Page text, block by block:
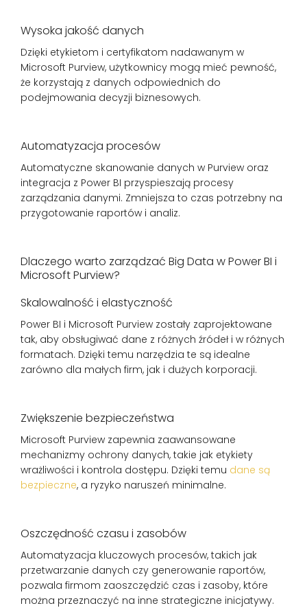
Wysoka jakość danych
Dzięki etykietom i certyfikatom nadawanym w
Microsoft Purview, użytkownicy mogą mieć pewność,
że korzystają z danych odpowiednich do
podejmowania decyzji biznesowych.
Automatyzacja procesów
Automatyczne skanowanie danych w Purview oraz
integracja z Power BI przyspieszają procesy
zarządzania danymi. Zmniejsza to czas potrzebny na
przygotowanie raportów i analiz.
Dlaczego warto zarządzać Big Data w Power BI i
Microsoft Purview?
Skalowalność i elastyczność
Power BI i Microsoft Purview zostały zaprojektowane
tak, aby obsługiwać dane z różnych źródeł i w różnych
formatach. Dzięki temu narzędzia te są idealne
zarówno dla małych firm, jak i dużych korporacji.
Zwiększenie bezpieczeństwa
Microsoft Purview zapewnia zaawansowane
mechanizmy ochrony danych, takie jak etykiety
wrażliwości i kontrola dostępu. Dzięki temu dane są
bezpieczne, a ryzyko naruszeń minimalne.
Oszczędność czasu i zasobów
Automatyzacja kluczowych procesów, takich jak
przetwarzanie danych czy generowanie raportów,
pozwala firmom zaoszczędzić czas i zasoby, które
można przeznaczyć na inne strategiczne inicjatywy.